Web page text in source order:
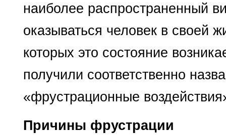
наиболее распространенный
оказываться человек в своей
которых это состояние
получили соответственно
«фрустрационные
Причины фрустрации